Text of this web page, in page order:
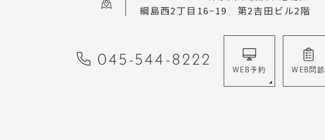
綱島西2丁目16−19 第2吉田ビル2階
045-544-8222
WEB予約 WEB問診